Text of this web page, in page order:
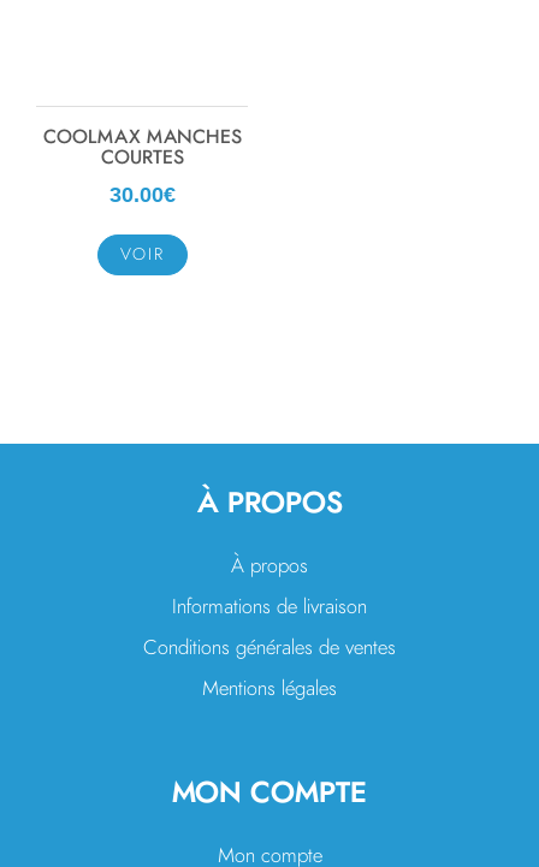
COOLMAX MANCHES
COURTES
30.00€
VOIR
À PROPOS
À propos
Informations de livraison
Conditions générales de ventes
Mentions légales
MON COMPTE
Mon compte